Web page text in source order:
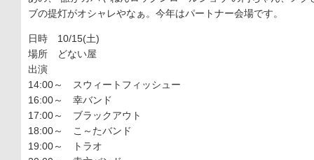
ブの提灯がオシャレやなぁ。今年はパートナー会場です。
日時 10/15(土)
場所 どない屋
出演
14:00～ スウィートフィッシュー
16:00～ 幸バンド
17:00～ ブラックアウト
18:00～ こ～たバンド
19:00～ トラオ